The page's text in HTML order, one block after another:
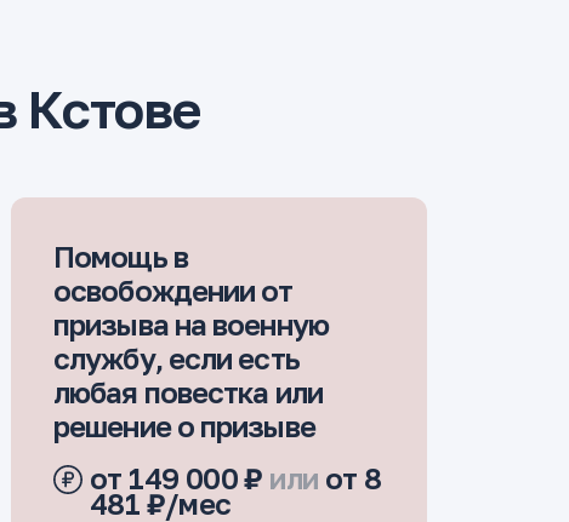
Кстове
Помощь в
освобождении от
призыва на военную
службу, если есть
любая повестка или
решение о призыве
от 149 000 ₽ или от 8
481 ₽/мес